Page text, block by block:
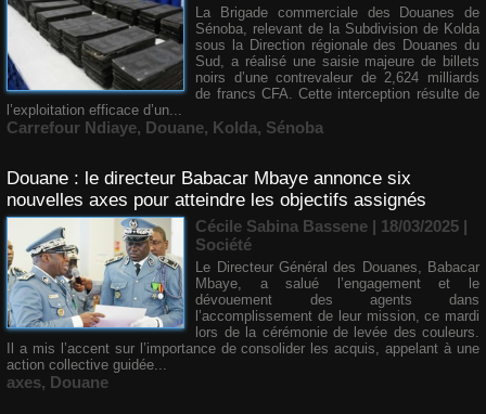
La Brigade commerciale des Douanes de
Sénoba, relevant de la Subdivision de Kolda
sous la Direction régionale des Douanes du
Sud, a réalisé une saisie majeure de billets
noirs d’une contrevaleur de 2,624 milliards
de francs CFA. Cette interception résulte de
l’exploitation efficace d’un...
Carrefour Ndiaye, Douane, Kolda, Sénoba
Douane : le directeur Babacar Mbaye annonce six
nouvelles axes pour atteindre les objectifs assignés
Cécile Sabina Bassene | 18/03/2025 |
Société
Le Directeur Général des Douanes, Babacar
Mbaye, a salué l’engagement et le
dévouement des agents dans
l’accomplissement de leur mission, ce mardi
lors de la cérémonie de levée des couleurs.
Il a mis l’accent sur l’importance de consolider les acquis, appelant à une
action collective guidée...
axes, Douane